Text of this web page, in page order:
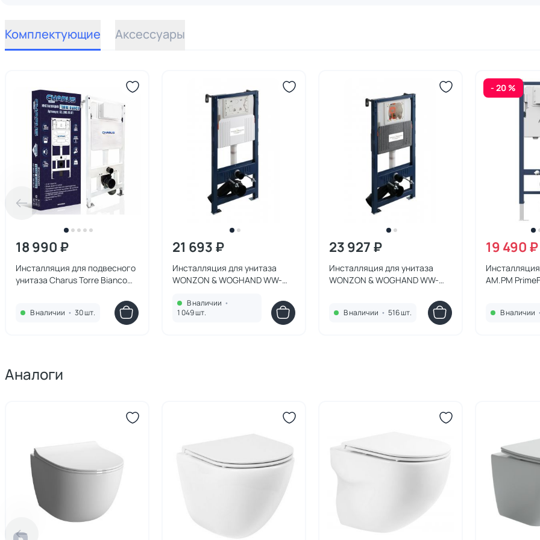
Комплектующие Аксессуары
18 990 ₽
Инсталляция для подвесного
унитаза Charus Torre Bianco
В наличии • 30 шт.
21 693 ₽
Инсталляция для унитаза
WONZON & WOGHAND WW-
В наличии •
1 049 шт.
23 927 ₽
Инсталляция для унитаза
WONZON & WOGHAND WW-
В наличии • 516 шт.
- 20 %
19 490 ₽
AM.PM
В наличии •
Аналоги